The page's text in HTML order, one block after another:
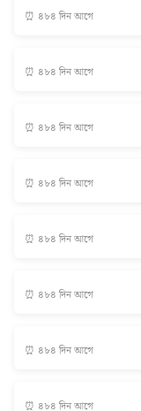
⏰ ৪৮৪ দিন আগে
⏰ ৪৮৪ দিন আগে
⏰ ৪৮৪ দিন আগে
⏰ ৪৮৪ দিন আগে
⏰ ৪৮৪ দিন আগে
⏰ ৪৮৪ দিন আগে
⏰ ৪৮৪ দিন আগে
⏰ ৪৮৪ দিন আগে